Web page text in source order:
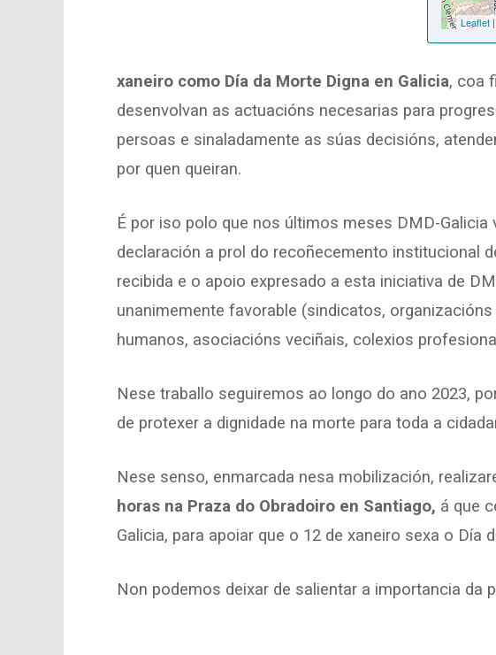
Leaflet
xaneiro como Día da Morte Digna en Galicia, coa
desenvolvan as actuacións necesarias para
persoas e sinaladamente as súas decisións,
por quen queiran.
É por iso polo que nos últimos meses DMD-
declaración a prol do recoñecemento institucional
recibida e o apoio expresado a esta iniciativa de
unanimemente favorable (sindicatos,
humanos, asociacións veciñais, colexios
Nese traballo seguiremos ao longo do ano 2023,
de protexer a dignidade na morte para toda a
Nese senso, enmarcada nesa mobilización,
horas na Praza do Obradoiro en Santiago, á que
Galicia, para apoiar que o 12 de xaneiro sexa o Día
Non podemos deixar de salientar a importancia